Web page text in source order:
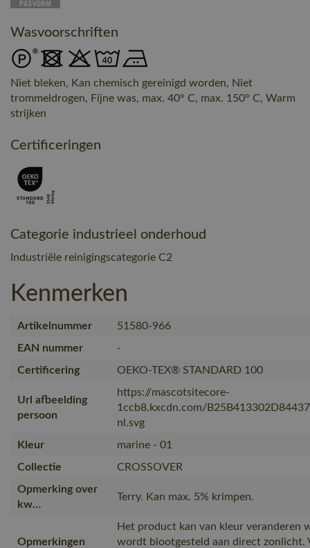
Wasvoorschriften
Niet bleken, Kan chemisch gereinigd worden, Niet
trommeldrogen, Fijne was, max. 40° C, max. 150° C, Warm
strijken
Certificeringen
Categorie industrieel onderhoud
Industriële reinigingscategorie C2
Kenmerken
Artikelnummer
51580-966
EAN nummer
-
Certificering
OEKO-TEX® STANDARD 100
Url afbeelding
persoon
https://mascotsitecore-
1ccb8.kxcdn.com/
nl.svg
Kleur
marine - 01
Collectie
CROSSOVER
Opmerking over
kw…
Terry. Kan max. 5% krimpen.
Opmerkingen
Het product kan van kleur veranderen
wordt blootgesteld aan direct zonlicht.